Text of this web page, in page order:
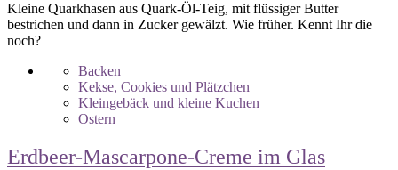
Kleine Quarkhasen aus Quark-Öl-Teig, mit flüssiger Butter
bestrichen und dann in Zucker gewälzt. Wie früher. Kennt Ihr die
noch?
Backen
Kekse, Cookies und Plätzchen
Kleingebäck und kleine Kuchen
Ostern
Erdbeer-Mascarpone-Creme im Glas